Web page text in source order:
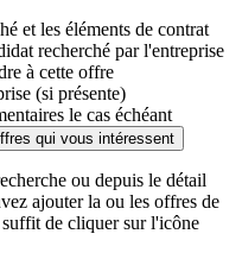
et les éléments de contrat
recherché par l'entreprise
à cette offre
(si présente)
le cas échéant
qui vous intéressent
ou depuis le détail
ajouter la ou les offres de
de cliquer sur l'icône